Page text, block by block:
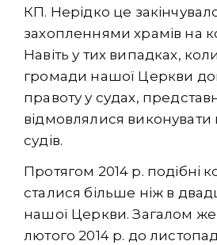
КП. Нерідко це
захопленнями храмів на
Навіть у тих випадках, коли
громади нашої Церкви
правоту у судах,
відмовлялися виконувати
судів.
Протягом 2014 р. подібні
сталися більше ніж в
нашої Церкви. Загалом же
лютого 2014 р. до